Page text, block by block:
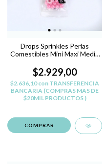
Drops Sprinkles Perlas
Comestibles Mini Maxi Medio
MAXI
$2.929,00
$2.636,10con TRANSFERENCIA
BANCARIA (COMPRAS MAS DE
$20MIL PRODUCTOS )